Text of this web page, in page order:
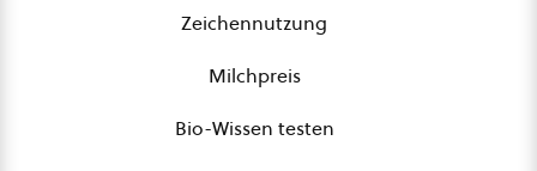
Zeichennutzung
Milchpreis
Bio-Wissen testen